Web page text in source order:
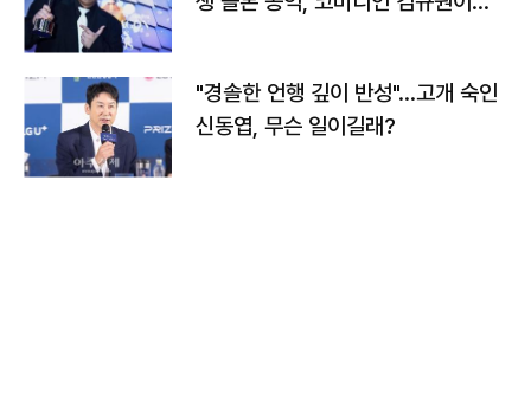
"경솔한 언행 깊이 반성"…고개 숙인
신동엽, 무슨 일이길래?